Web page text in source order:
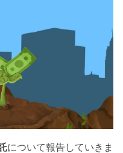
について報告していきま